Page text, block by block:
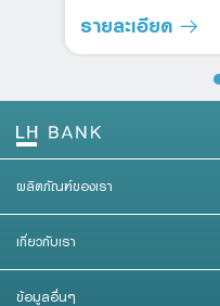
รายละเอียด
ผลิตภัณฑ์ของเรา
เกี่ยวกับเรา
ข้อมูลอื่นๆ